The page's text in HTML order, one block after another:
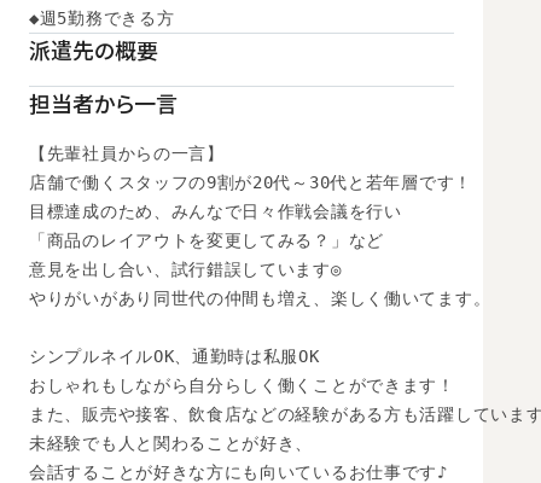
◆週5勤務できる方
派遣先の概要
担当者から一言
【先輩社員からの一言】
店舗で働くスタッフの9割が20代～30代と若年層です！
目標達成のため、みんなで日々作戦会議を行い
「商品のレイアウトを変更してみる？」など
意見を出し合い、試行錯誤しています◎
やりがいがあり同世代の仲間も増え、楽しく働いてます。
シンプルネイルOK、通勤時は私服OK
おしゃれもしながら自分らしく働くことができます！
また、販売や接客、飲食店などの経験がある方も活躍していま
未経験でも人と関わることが好き、
会話することが好きな方にも向いているお仕事です♪